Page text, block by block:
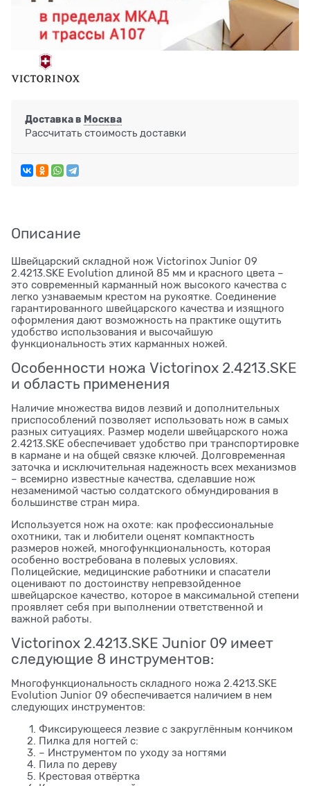
Доставка в Москва
Рассчитать стоимость доставки
Описание
Швейцарский складной нож Victorinox Junior 09
2.4213.SKE Evolution длиной 85 мм и красного цвета –
это современный карманный нож высокого качества с
легко узнаваемым крестом на рукоятке. Соединение
гарантированного швейцарского качества и изящного
оформления дают возможность на практике ощутить
удобство использования и высочайшую
функциональность этих карманных ножей.
Особенности ножа Victorinox 2.4213.SKE
и область применения
Наличие множества видов лезвий и дополнительных
приспособлений позволяет использовать нож в самых
разных ситуациях. Размер модели швейцарского ножа
2.4213.SKE обеспечивает удобство при транспортировке
в кармане и на общей связке ключей. Долговременная
заточка и исключительная надежность всех механизмов
– всемирно известные качества, сделавшие нож
незаменимой частью солдатского обмундирования в
большинстве стран мира.
Используется нож на охоте: как профессиональные
охотники, так и любители оценят компактность
размеров ножей, многофункциональность, которая
особенно востребована в полевых условиях.
Полицейские, медицинские работники и спасатели
оценивают по достоинству непревзойденное
швейцарское качество, которое в максимальной степени
проявляет себя при выполнении ответственной и
важной работы.
Victorinox 2.4213.SKE Junior 09 имеет
следующие 8 инструментов:
Многофункциональность складного ножа 2.4213.SKE
Evolution Junior 09 обеспечивается наличием в нем
следующих инструментов:
Фиксирующееся лезвие с закруглённым кончиком
Пилка для ногтей с:
– Инструментом по уходу за ногтями
Пила по дереву
Крестовая отвёртка